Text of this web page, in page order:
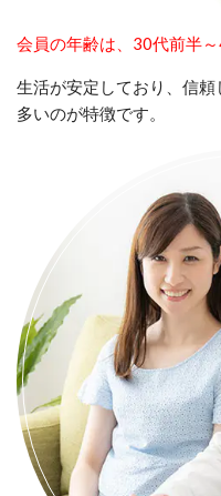
会員の年齢は、30代前半
生活が安定しており、信
多いのが特徴です。